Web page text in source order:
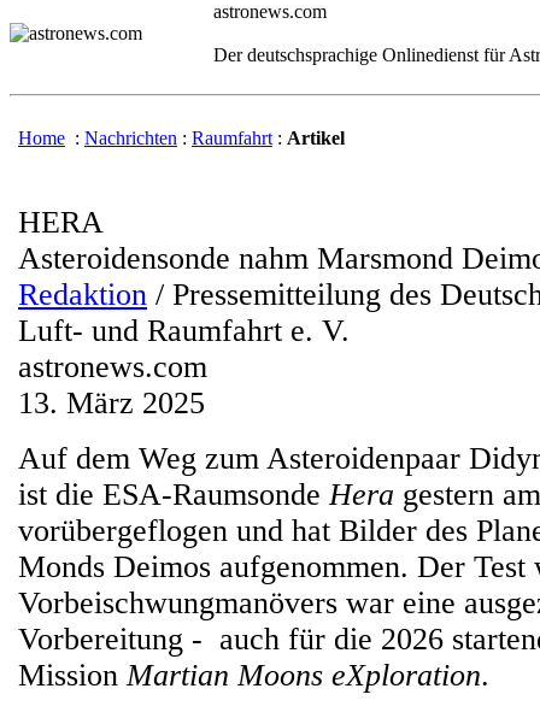
astronews.com
Der deutschsprachige Onlinedienst für
Home : Nachrichten : Raumfahrt : Artikel
HERA
Asteroidensonde nahm Marsmond
Redaktion / Pressemitteilung des
Luft- und Raumfahrt e. V.
astronews.com
13. März 2025
Auf dem Weg zum Asteroidenpaar
ist die ESA-RaumsondeHera gestern
vorübergeflogen und hat Bilder des
Monds Deimos aufgenommen. Der Test
Vorbeischwungmanövers war eine
Vorbereitung - auch für die 2026
MissionMartian Moons eXploration.